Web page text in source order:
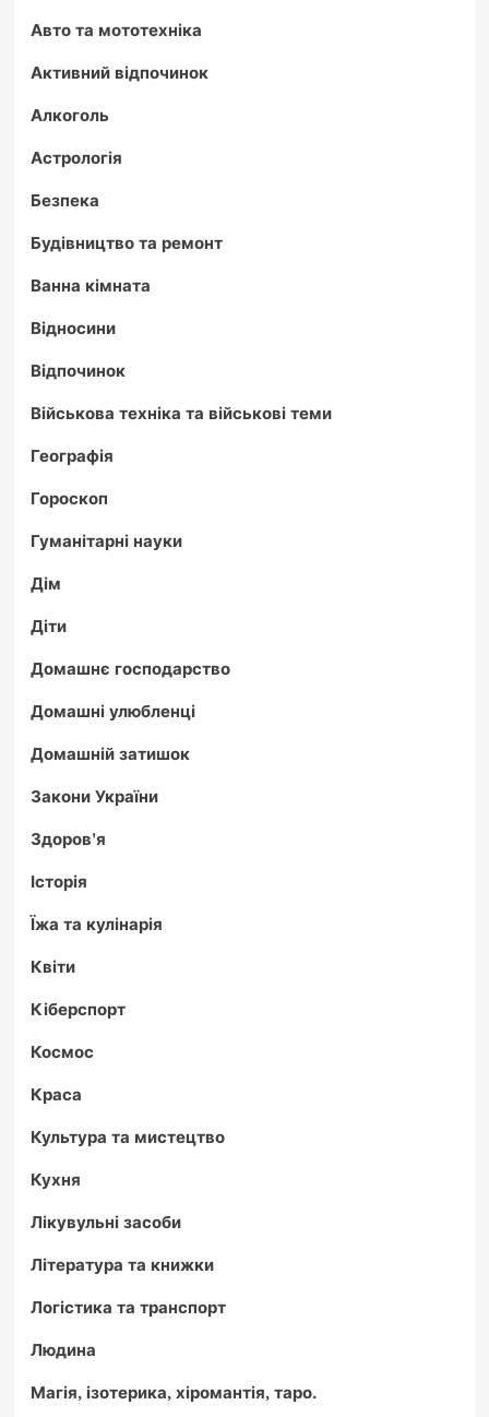
Авто та мототехніка
Активний відпочинок
Алкоголь
Астрологія
Безпека
Будівництво та ремонт
Ванна кімната
Відносини
Відпочинок
Військова техніка та військові теми
Географія
Гороскоп
Гуманітарні науки
Дім
Діти
Домашнє господарство
Домашні улюбленці
Домашній затишок
Закони України
Здоров'я
Історія
Їжа та кулінарія
Квіти
Кіберспорт
Космос
Краса
Культура та мистецтво
Кухня
Лікувульні засоби
Література та книжки
Логістика та транспорт
Людина
Магія, ізотерика, хіромантія, таро.